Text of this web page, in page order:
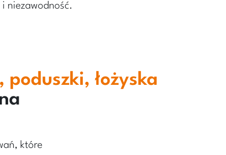
niezawodność.
łożyska
które